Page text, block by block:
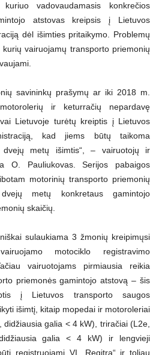
vadovaudamasis konkrečios
atstovas kreipsis į Lietuvos
dėl išimties pritaikymo. Problemų
vairuojamų transporto priemonių
savininkų prašymų ar iki 2018 m.
ir keturračių nepardavę
Lietuvoje turėtų kreiptis į Lietuvos
kad jiems būtų taikoma
dvejų metų išimtis“, – vairuotojų ir
O. Pauliukovas. Serijos pabaigos
motorinių transporto priemonių
metų konkretaus gamintojo
skaičių.
sulaukiama 3 žmonių kreipimųsi
motociklo registravimo
vairuotojams pirmiausia reikia
priemonės gamintojo atstovą – šis
į Lietuvos transporto saugos
išimtį, kitaip mopedai ir motoroleriai
galia < 4 kW), triračiai (L2e,
galia < 4 kW) ir lengvieji
registruojami VĮ „Regitra“ ir toliau